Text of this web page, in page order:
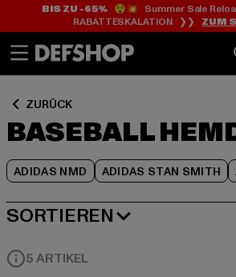
Zum
Inhalt
springen
Zum
Fußzeile
springen
BIS ZU -65%😲💥 Summer Sale
RABATTESKALATION ❯❯ ZUM
ZURÜCK
BASEBALL
ADIDAS NMD ADIDAS STAN SMITH
Zum
springen
SORTIEREN
BELIEBTESTE
5 ARTIKEL